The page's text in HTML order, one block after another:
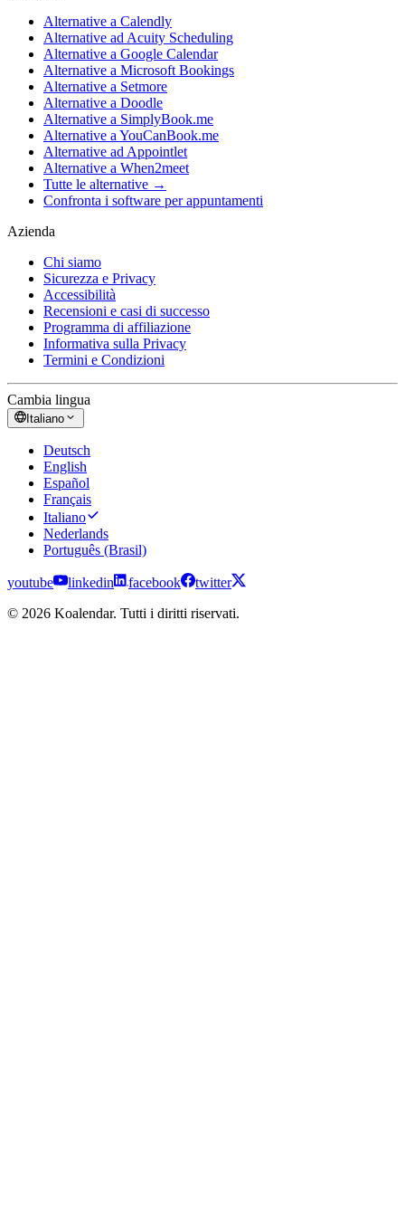
Alternative a Calendly
Alternative ad Acuity Scheduling
Alternative a Google Calendar
Alternative a Microsoft Bookings
Alternative a Setmore
Alternative a Doodle
Alternative a SimplyBook.me
Alternative a YouCanBook.me
Alternative ad Appointlet
Alternative a When2meet
Tutte le alternative →
Confronta i software per appuntamenti
Azienda
Chi siamo
Sicurezza e Privacy
Accessibilità
Recensioni e casi di successo
Programma di affiliazione
Informativa sulla Privacy
Termini e Condizioni
Cambia lingua
Italiano
Deutsch
English
Español
Français
Italiano
Nederlands
Português (Brasil)
youtube linkedin facebook
twitter
© 2026 Koalendar. Tutti i diritti riservati.